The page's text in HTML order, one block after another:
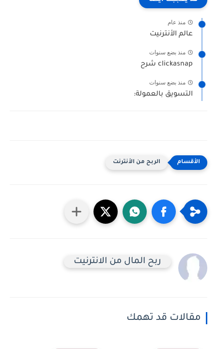
منذ عام
عالم الأنترنيت
منذ بضع سنوات
clickasnap شرح
منذ بضع سنوات
التسويق بالعمولة:
الربح من الأنترنت
ربح المال من الانترنيت
مقالات قد تهمك